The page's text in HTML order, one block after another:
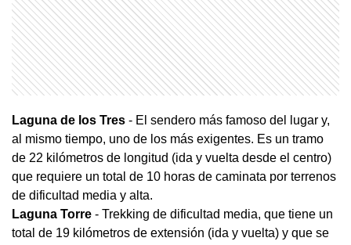
Laguna de los Tres - El sendero más famoso del lugar y,
al mismo tiempo, uno de los más exigentes. Es un tramo
de 22 kilómetros de longitud (ida y vuelta desde el centro)
que requiere un total de 10 horas de caminata por terrenos
de dificultad media y alta.
Laguna Torre - Trekking de dificultad media, que tiene un
total de 19 kilómetros de extensión (ida y vuelta) y que se